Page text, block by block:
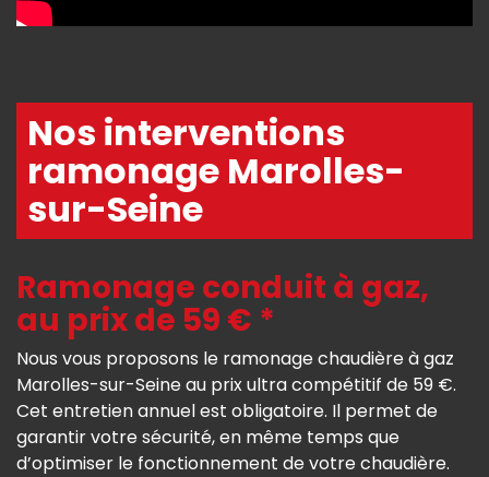
Nos interventions
ramonage Marolles-
sur-Seine
Ramonage conduit à gaz,
au prix de 59 € *
Nous vous proposons le ramonage chaudière à gaz
Marolles-sur-Seine au prix ultra compétitif de 59 €.
Cet entretien annuel est obligatoire. Il permet de
garantir votre sécurité, en même temps que
d’optimiser le fonctionnement de votre chaudière.